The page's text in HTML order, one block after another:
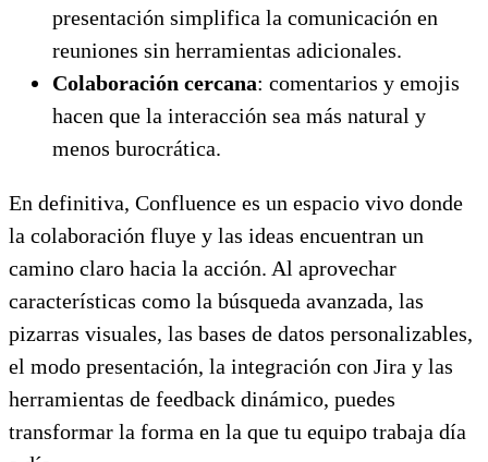
presentación simplifica la comunicación en
reuniones sin herramientas adicionales.
Colaboración cercana: comentarios y emojis
hacen que la interacción sea más natural y
menos burocrática.
En definitiva, Confluence es un espacio vivo donde
la colaboración fluye y las ideas encuentran un
camino claro hacia la acción. Al aprovechar
características como la búsqueda avanzada, las
pizarras visuales, las bases de datos personalizables,
el modo presentación, la integración con Jira y las
herramientas de feedback dinámico, puedes
transformar la forma en la que tu equipo trabaja día